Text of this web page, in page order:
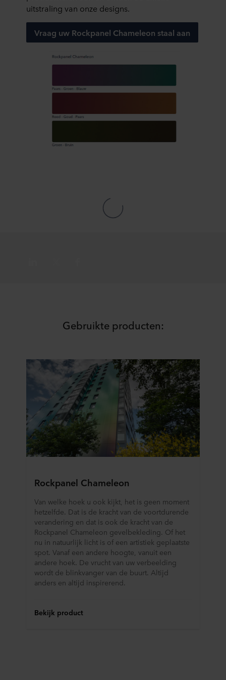
rubriek ‘Over ons’, en over de verwerking van
persoonsgegevens in onzePrivacy statements. Daarin
staat ook welk specifiek ROCKWOOL-bedrijf de
verwerkingsverantwoordelijke is voor uw
persoonsgegevens.
uitstraling van onze designs.
Vraag uw Rockpanel Chameleon staal aan
Gebruikte producten:
Rockpanel Chameleon
Van welke hoek u ook kijkt, het is geen moment
hetzelfde. Dat is de kracht van de voortdurende
verandering en dat is ook de kracht van de
Rockpanel Chameleon gevelbekleding. Of het
nu in natuurlijk licht is of een artistiek geplaatste
spot. Vanaf een andere hoogte, vanuit een
andere hoek. De vrucht van uw verbeelding
wordt de blinkvanger van de buurt. Altijd
anders en altijd inspirerend.
Bekijk product